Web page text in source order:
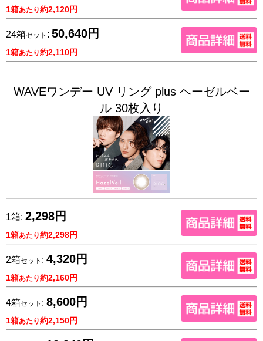
1箱あたり約2,120円
24箱セット : 50,640円
1箱あたり約2,110円
WAVEワンデー UV リング plus ヘーゼルベー
ル 30枚入り
1箱: 2,298円
1箱あたり約2,298円
2箱セット : 4,320円
1箱あたり約2,160円
4箱セット : 8,600円
1箱あたり約2,150円